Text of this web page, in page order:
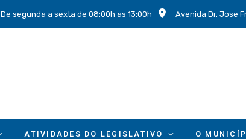
De segunda a sexta de 08:00h as 13:00h Avenida Dr. Jose
ATIVIDADES DO LEGISLATIVO O